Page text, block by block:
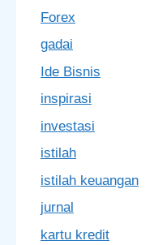
Forex
gadai
Ide Bisnis
inspirasi
investasi
istilah
istilah keuangan
jurnal
kartu kredit